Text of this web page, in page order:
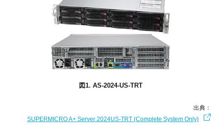
図1. AS-2024-US-TRT
出典：
SUPERMICRO A+ Server 2024US-TRT (Complete System Only)